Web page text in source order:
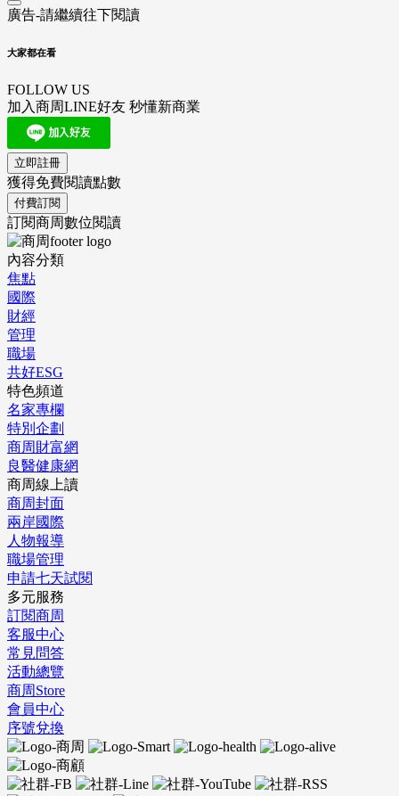
廣告-請繼續往下閱讀
大家都在看
FOLLOW US
加入商周LINE好友 秒懂新商業
立即註冊
獲得免費閱讀點數
付費訂閱
訂閱商周數位閱讀
內容分類
焦點
國際
財經
管理
職場
共好ESG
特色頻道
名家專欄
特別企劃
商周財富網
良醫健康網
商周線上讀
商周封面
兩岸國際
人物報導
職場管理
申請七天試閱
多元服務
訂閱商周
客服中心
常見問答
活動總覽
商周Store
會員中心
序號兌換